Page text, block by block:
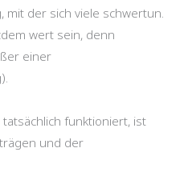
der sich viele schwertun.
wert sein, denn
einer
funktioniert, ist
und der